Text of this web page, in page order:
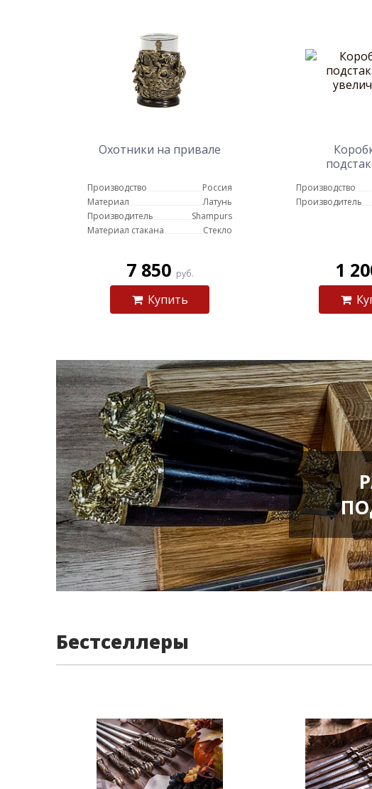
Охотники на привале
Производство
Россия
Материал
Латунь
Производитель
Shampurs
Материал стакана
Стекло
7 850 руб.
Купить
Производство
Производитель
1
Бестселлеры